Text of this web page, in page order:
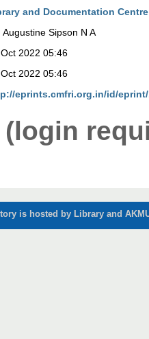
and Documentation Centre
Augustine Sipson N A
2022 05:46
2022 05:46
eprints.cmfri.org.in/id/eprint/
is hosted by Library and